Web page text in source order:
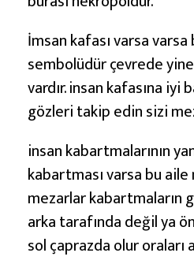
n
s
a
n
İ
ş
a
r
e
t
İmsan kafası varsa varsa
sembolüdür çevrede
vardır. insan kafasına iyi
gözleri takip edin sizi
insan kabartmalarının
kabartması varsa bu aile
mezarlar kabartmaların
arka tarafında değil ya
sol çaprazda olur oraları